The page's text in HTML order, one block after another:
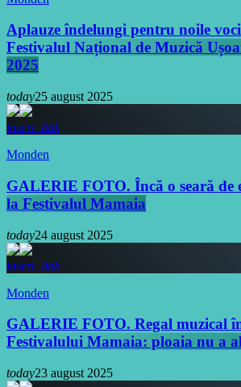
Aplauze îndelungi pentru noile
Festivalul Național de Muzică
2025
today25 august 2025
insert_link
Monden
GALERIE FOTO. Încă o seară de
la Festivalul Mamaia
today24 august 2025
insert_link
Monden
GALERIE FOTO. Regal muzical
Festivalului Mamaia: ploaia nu a
today23 august 2025